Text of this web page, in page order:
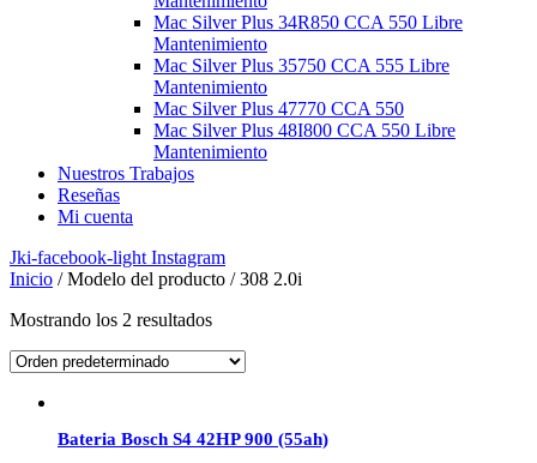
Mac Silver Plus 34R850 CCA 550 Libre
Mantenimiento
Mac Silver Plus 35750 CCA 555 Libre
Mantenimiento
Mac Silver Plus 47770 CCA 550
Mac Silver Plus 48I800 CCA 550 Libre
Mantenimiento
Nuestros Trabajos
Reseñas
Mi cuenta
Jki-facebook-light Instagram
Inicio / Modelo del producto / 308 2.0i
Mostrando los 2 resultados
Bateria Bosch S4 42HP 900 (55ah)